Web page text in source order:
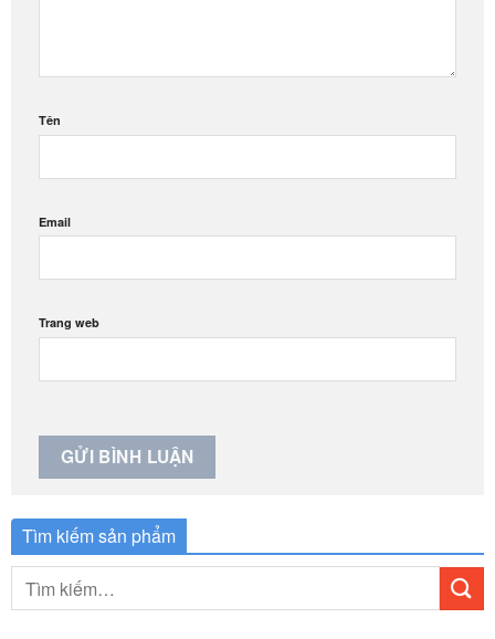
Tên
Email
Trang web
Tìm kiếm sản phẩm
kiếm: